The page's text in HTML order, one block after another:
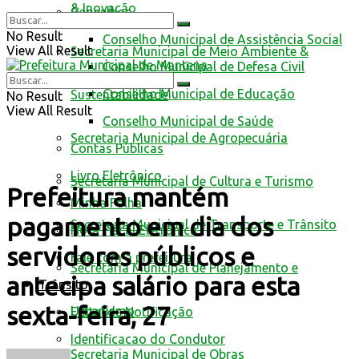
Conselhos
Conselho Municipal de Assistência Social
Conselho Municipal de Defesa Civil
Conselho Municipal de Educação
Conselho Municipal de Saúde
Contas Públicas
Livro Eletrônico
Minha Folha
Nota Fiscal Eletrônica
Fale com a prefeitura
Trânsito
Edital de Notificação
Identificacao do Condutor
& Inovação
Secretaria Municipal de Meio Ambiente &
Sustentabilidade
Secretaria Municipal de Agropecuária
Secretaria Municipal de Cultura e Turismo
Secretaria Municipal de Transporte e Trânsito
Secretaria Municipal de Planejamento e
Urbanismo
Secretaria Municipal de Obras
No Result
View All Result
No Result
View All Result
Prefeitura mantém
pagamento em dia dos
servidores públicos e
antecipa salário para esta
sexta-feira, 27